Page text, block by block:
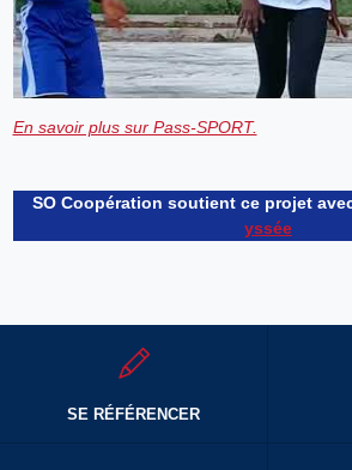
En savoir plus sur Pass-SPORT.
SO Coopération soutient ce projet
yssée
SE RÉFÉRENCER